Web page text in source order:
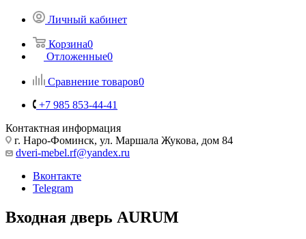
Личный кабинет
Корзина0
Отложенные0
Сравнение товаров0
+7 985 853-44-41
Контактная информация
г. Наро-Фоминск, ул. Маршала Жукова, дом 84
dveri-mebel.rf@yandex.ru
Вконтакте
Telegram
Входная дверь AURUM